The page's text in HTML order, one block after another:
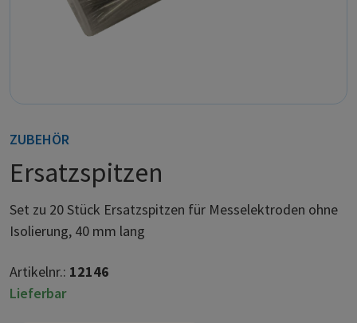
ZUBEHÖR
Ersatzspitzen
Set zu 20 Stück Ersatzspitzen für Messelektroden ohne
Isolierung, 40 mm lang
Artikelnr.: 12146
Lieferbar